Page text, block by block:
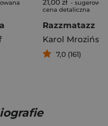
21,00 zł -
cena detaliczna
Razzmatazz
Karol Mroziński
7,0 (161)